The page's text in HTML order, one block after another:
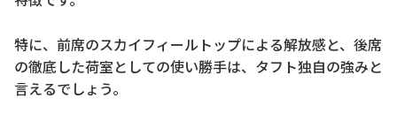
特に、前席のスカイフィールトップによる解放感と、後席
の徹底した荷室としての使い勝手は、タフト独自の強みと
言えるでしょう。